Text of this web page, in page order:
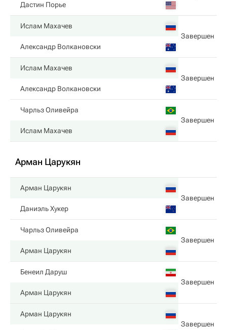
Дастин Порье
Ислам Махачев
Завершен
Александр Волкановски
Ислам Махачев
Завершен
Александр Волкановски
Чарльз Оливейра
Завершен
Ислам Махачев
Арман Царукян
Арман Царукян
Завершен
Даниэль Хукер
Чарльз Оливейра
Завершен
Арман Царукян
Бенеил Даруш
Завершен
Арман Царукян
Арман Царукян
Завершен